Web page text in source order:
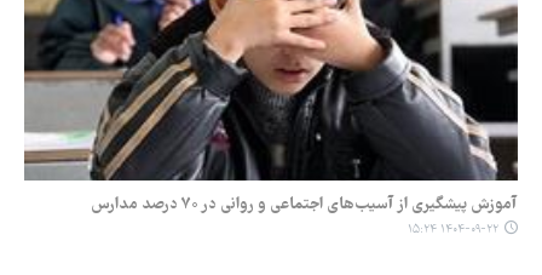
آموزش پیشگیری از آسیب‌های اجتماعی و روانی در ۷۰ درصد مدارس
۱۴۰۴-۰۹-۲۲ ۱۵:۲۴